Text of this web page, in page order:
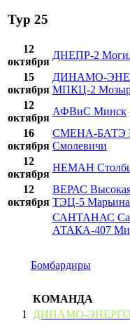
Тур 25
12
октября
ДНЕПР-2
15
октября
ДИНАМО-
МПКЦ-2
12
октября
АФВиС Минск
16
октября
СМЕНА-БАТЭ
Смолевичи
12
октября
НЕМАН
12
октября
ВЕРАС
ТЭЦ-5 Марьина
САНТАНАС
АТАКА-407
Бомбардиры
КОМАНДА
1
ДИНАМО-ЭНЕРГО